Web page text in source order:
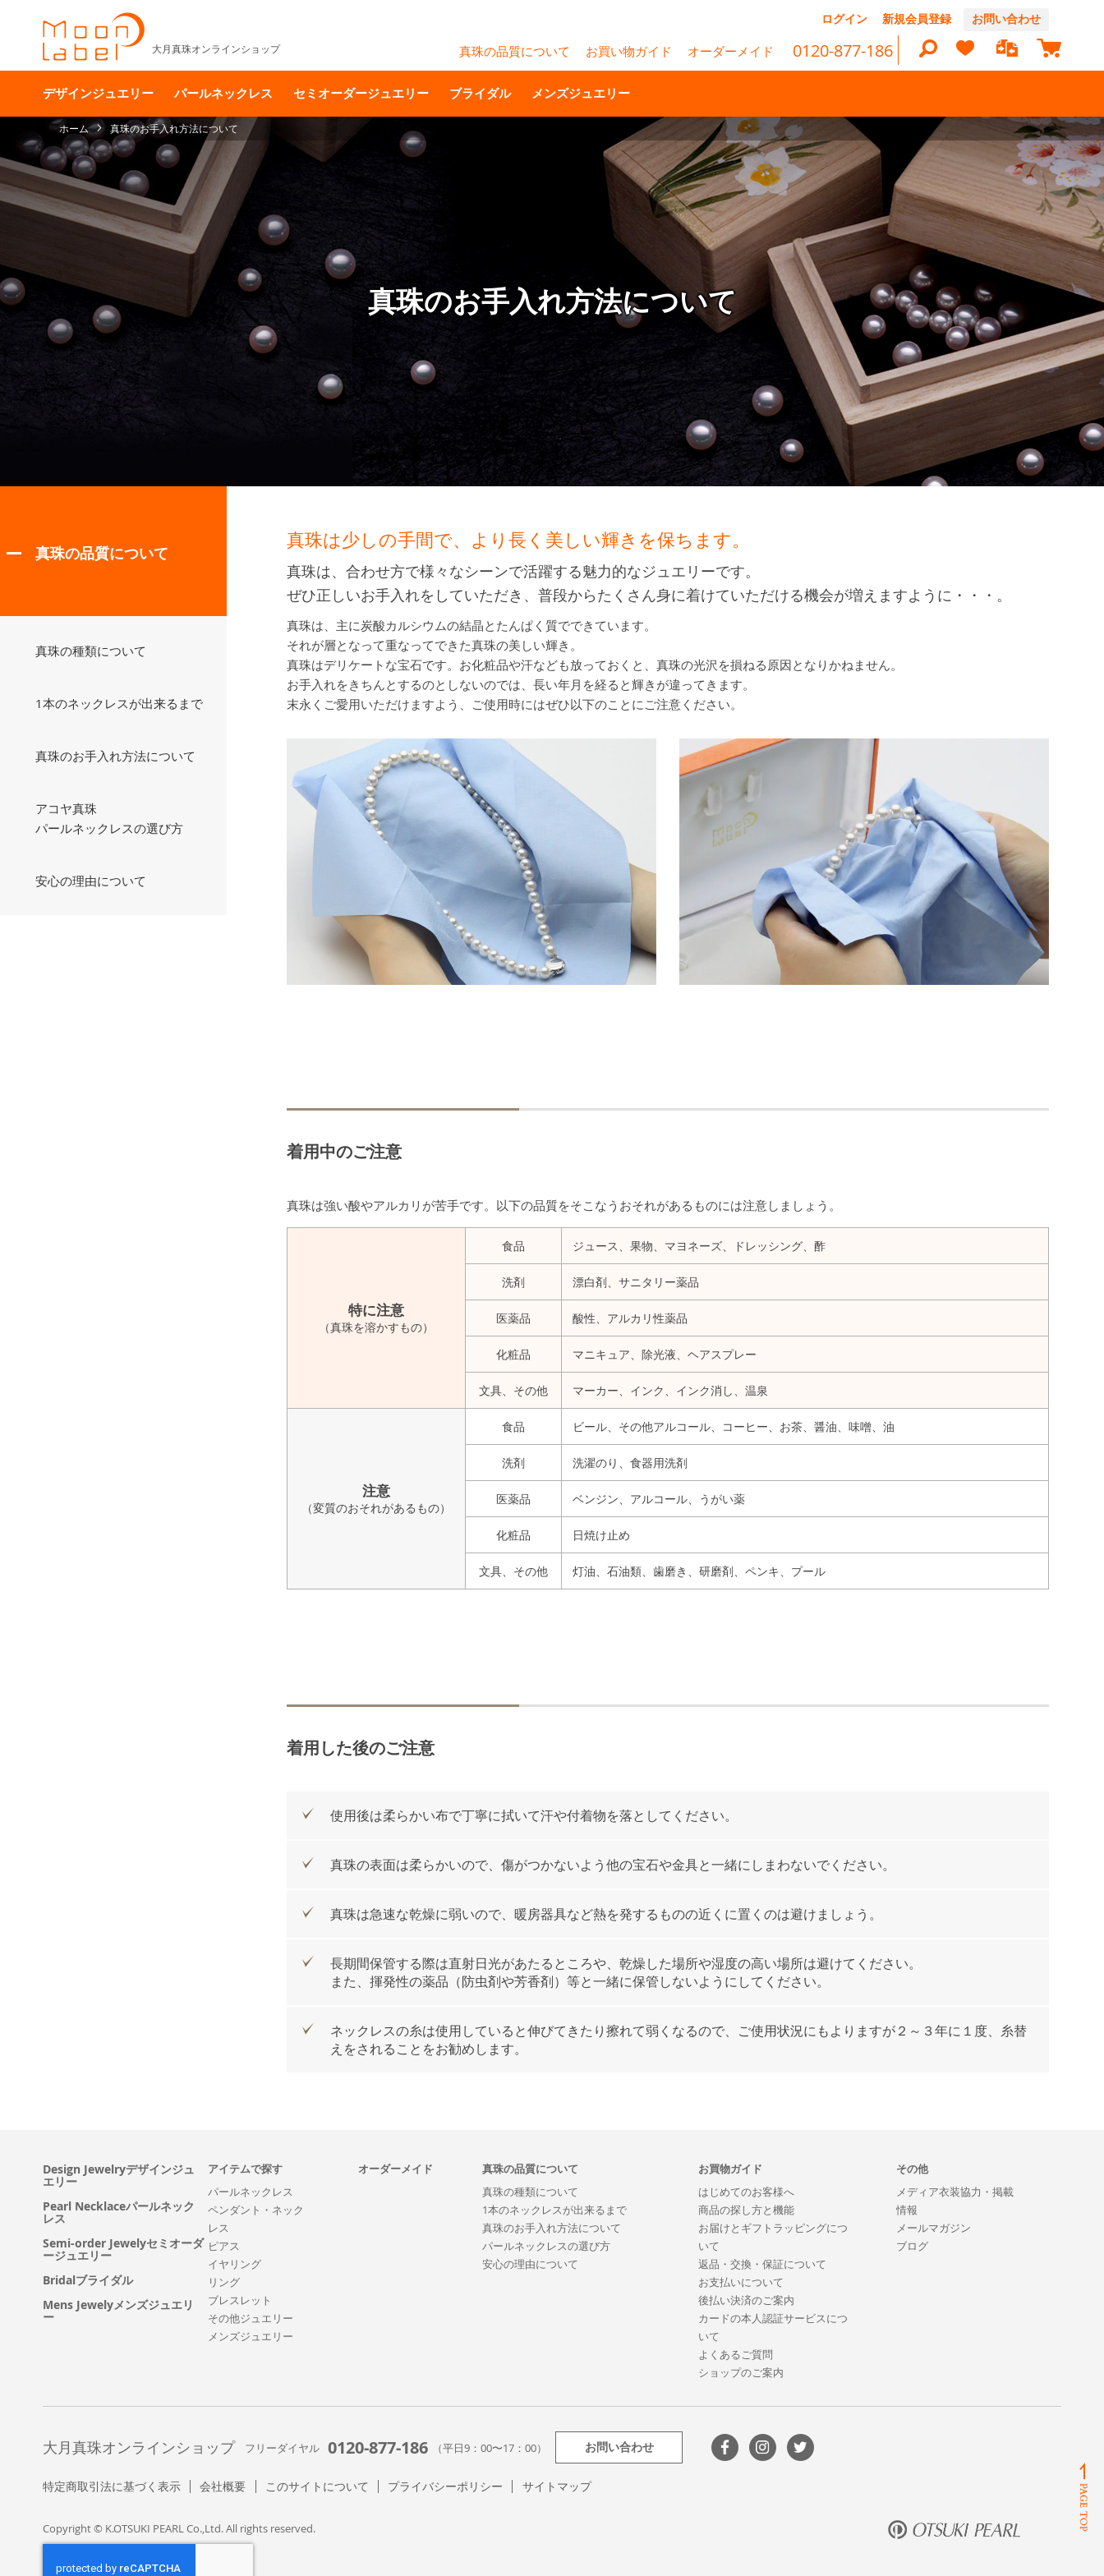
テ
キ
ッ
プ
ログイン 新規会員登録 お問い合わせ
大月真珠オンラインショップ 真珠の品質について お買い物ガイド オーダーメイド 0120-877-186 マイカ
検
索
デザインジュエリー パールネックレス セミオーダージュエリー ブライダル メンズジュエリー
ホーム 真珠のお手入れ方法について
真珠のお手入れ方法について
真珠は少しの手間で、より長く美しい輝きを保ちます。
真珠は、合わせ方で様々なシーンで活躍する魅力的なジュエリーです。
ぜひ正しいお手入れをしていただき、普段からたくさん身に着けていただける機会が増えますように・・・。
真珠は、主に炭酸カルシウムの結晶とたんぱく質でできています。
それが層となって重なってできた真珠の美しい輝き。
真珠はデリケートな宝石です。お化粧品や汗なども放っておくと、真珠の光沢を損ねる原因となりかねません。
お手入れをきちんとするのとしないのでは、長い年月を経ると輝きが違ってきます。
末永くご愛用いただけますよう、ご使用時にはぜひ以下のことにご注意ください。
着用中のご注意
真珠は強い酸やアルカリが苦手です。以下の品質をそこなうおそれがあるものには注意しましょう。
特に注意
（真珠を溶かすもの）
食品 ジュース、果物、マヨネーズ、ドレッシング、酢
洗剤 漂白剤、サニタリー薬品
医薬品 酸性、アルカリ性薬品
化粧品 マニキュア、除光液、ヘアスプレー
文具、その他 マーカー、インク、インク消し、温泉
注意
（変質のおそれがあるもの）
食品 ビール、その他アルコール、コーヒー、お茶、醤油、味噌、油
洗剤 洗濯のり、食器用洗剤
医薬品 ベンジン、アルコール、うがい薬
化粧品 日焼け止め
文具、その他 灯油、石油類、歯磨き、研磨剤、ペンキ、プール
着用した後のご注意
使用後は柔らかい布で丁寧に拭いて汗や付着物を落としてください。
真珠の表面は柔らかいので、傷がつかないよう他の宝石や金具と一緒にしまわないでください。
真珠は急速な乾燥に弱いので、暖房器具など熱を発するものの近くに置くのは避けましょう。
長期間保管する際は直射日光があたるところや、乾燥した場所や湿度の高い場所は避けてください。
また、揮発性の薬品（防虫剤や芳香剤）等と一緒に保管しないようにしてください。
ネックレスの糸は使用していると伸びてきたり擦れて弱くなるので、ご使用状況にもよりますが２～３年に１度、糸替
えをされることをお勧めします。
真珠の品質について
真珠の種類について
1本のネックレスが出来るまで
真珠のお手入れ方法について
アコヤ真珠
パールネックレスの選び方
安心の理由について
Design Jewelryデザインジュ
エリー
Pearl Necklaceパールネック
レス
Semi-order Jewelyセミオーダ
ージュエリー
Bridalブライダル
Mens Jewelyメンズジュエリ
ー
アイテムで探す
パールネックレス
ペンダント・ネック
レス
ピアス
イヤリング
リング
ブレスレット
その他ジュエリー
メンズジュエリー
オーダーメイド
真珠の品質について
真珠の種類について
1本のネックレスが出来るまで
真珠のお手入れ方法について
パールネックレスの選び方
安心の理由について
お買物ガイド
はじめてのお客様へ
商品の探し方と機能
お届けとギフトラッピングにつ
いて
返品・交換・保証について
お支払いについて
後払い決済のご案内
カードの本人認証サービスにつ
いて
よくあるご質問
ショップのご案内
その他
メディア衣装協力・掲載
情報
メールマガジン
ブログ
大月真珠オンラインショップ フリーダイヤル 0120-877-186 （平日9：00〜17：00） お問い合わせ
特定商取引法に基づく表示 会社概要 このサイトについて プライバシーポリシー サイトマップ
Copyright © K.OTSUKI PEARL Co.,Ltd. All rights reserved.